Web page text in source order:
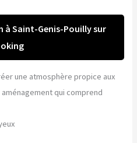
à Saint-Genis-Pouilly sur
une atmosphère propice aux
qui comprend